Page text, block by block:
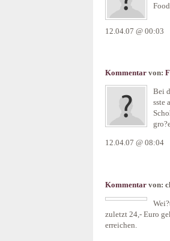
12.04.07 @ 00:03
Kommentar von:
Bei
sste
12.04.07 @ 08:04
Kommentar von:
zuletzt 24,- Euro
erreichen.